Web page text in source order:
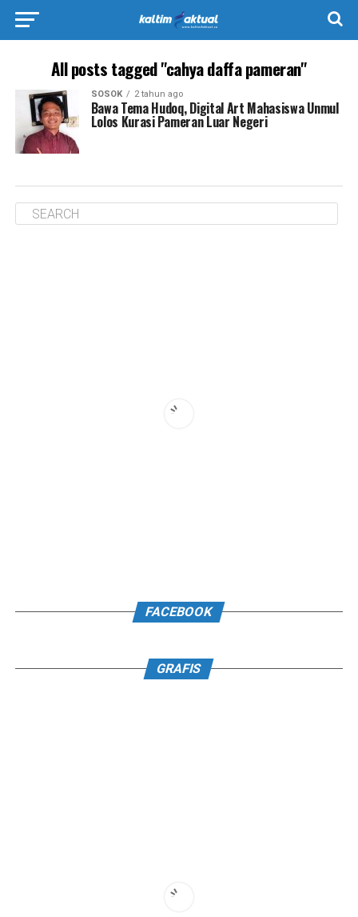
All posts tagged "cahya daffa pameran"
SOSOK 2 tahun ago
Bawa Tema Hudoq, Digital Art Mahasiswa Unmul
Lolos Kurasi Pameran Luar Negeri
FACEBOOK
GRAFIS